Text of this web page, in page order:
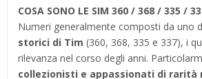
COSA SONO LE SIM 360 / 368 / 335 /
Numeri generalmente composti da uno
storici di Tim (360, 368, 335 e 337), i
rilevanza nel corso degli anni.
collezionisti e appassionati di rarità